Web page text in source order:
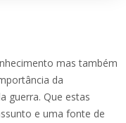
mas também
da
guerra. Que estas
e uma fonte de